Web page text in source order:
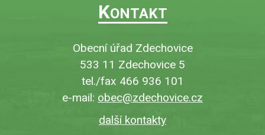
KONTAKT
Obecní úřad Zdechovice
533 11 Zdechovice 5
tel./fax 466 936 101
e-mail: obec@zdechovice.cz
další kontakty